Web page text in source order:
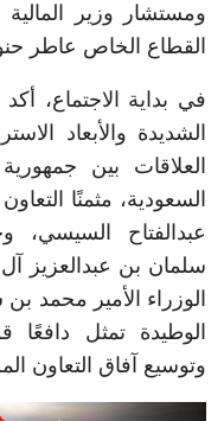
ومستشار وزير
القطاع الخاص عاطر
في بداية الاجتماع،
الشديدة والأبعاد
العلاقات بين
السعودية، مثمنًا
عبدالفتاح السيسي،
سلمان بن عبدالعزيز
الوزراء الأمير محمد
الوطيدة تمثل دافعًا
وتوسيع آفاق التعاون